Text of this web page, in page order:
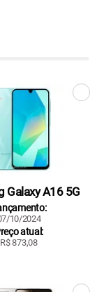
Galaxy A16 5G
10/2024
atual:
R$ 873,08